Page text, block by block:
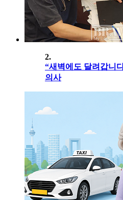
2.
“새벽에도 달려갑니
의사